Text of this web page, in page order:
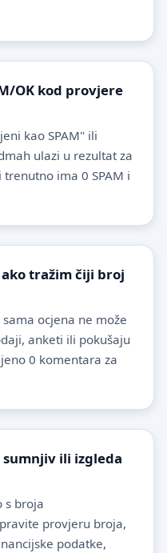
OK kod provjere
kao SPAM" ili
ulazi u rezultat za
ima 0 SPAM i
tražim čiji broj
ocjena ne može
anketi ili pokušaju
0 komentara za
ili izgleda
s broja
provjeru broja,
podatke,